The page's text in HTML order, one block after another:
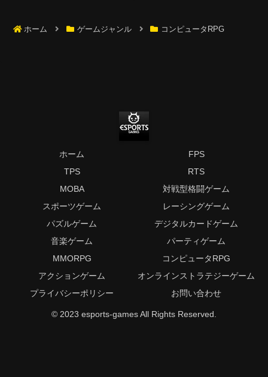
ホーム ゲームジャンル コンピュータRPG
ホーム
FPS
TPS
RTS
MOBA
対戦型格闘ゲーム
スポーツゲーム
レーシングゲーム
パズルゲーム
デジタルカードゲーム
音楽ゲーム
パーティゲーム
MMORPG
コンピュータRPG
アクションゲーム
オンラインストラテジーゲーム
プライバシーポリシー
お問い合わせ
© 2023 esports-games All Rights Reserved.